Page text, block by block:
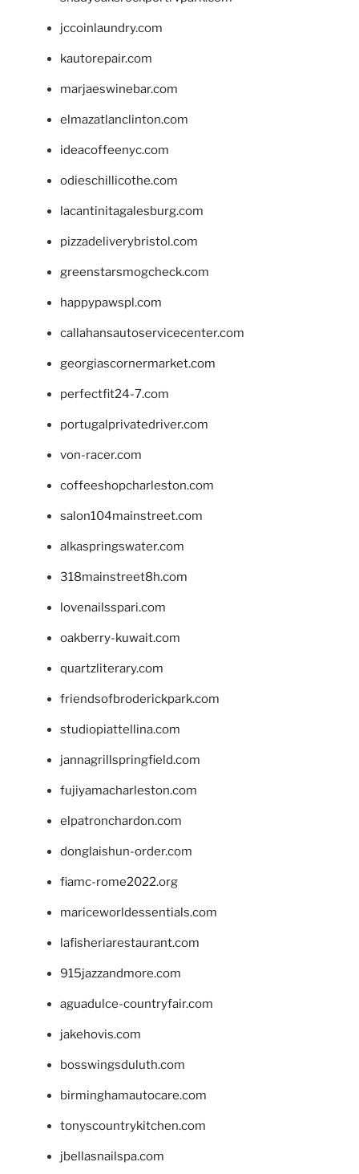
jccoinlaundry.com
kautorepair.com
marjaeswinebar.com
elmazatlanclinton.com
ideacoffeenyc.com
odieschillicothe.com
lacantinitagalesburg.com
pizzadeliverybristol.com
greenstarsmogcheck.com
happypawspl.com
callahansautoservicecenter.com
georgiascornermarket.com
perfectfit24-7.com
portugalprivatedriver.com
von-racer.com
coffeeshopcharleston.com
salon104mainstreet.com
alkaspringswater.com
318mainstreet8h.com
lovenailsspari.com
oakberry-kuwait.com
quartzliterary.com
friendsofbroderickpark.com
studiopiattellina.com
jannagrillspringfield.com
fujiyamacharleston.com
elpatronchardon.com
donglaishun-order.com
fiamc-rome2022.org
mariceworldessentials.com
lafisheriarestaurant.com
915jazzandmore.com
aguadulce-countryfair.com
jakehovis.com
bosswingsduluth.com
birminghamautocare.com
tonyscountrykitchen.com
jbellasnailspa.com